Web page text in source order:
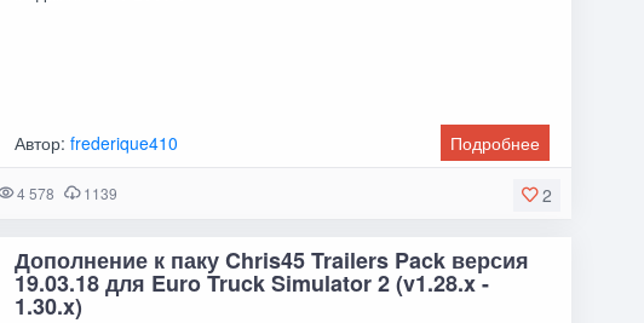
Автор:frederique410 Подробнее
2
4 578 1139
Дополнение к паку Chris45 Trailers Pack версия
19.03.18 для Euro Truck Simulator 2 (v1.28.x -
1.30.x)